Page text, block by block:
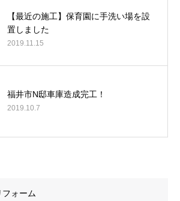
【最近の施工】保育園に手洗い場を設
置しました
2019.11.15
福井市N邸車庫造成完工！
2019.10.7
フォーム